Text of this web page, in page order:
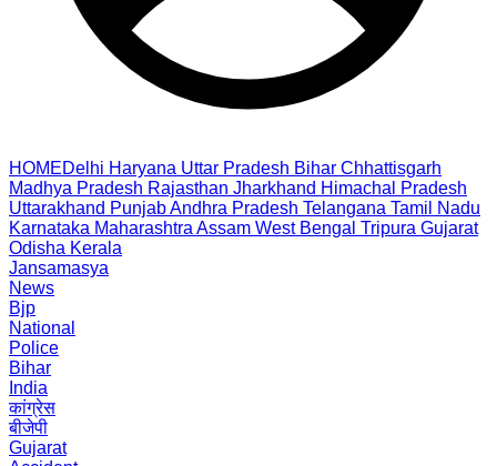
HOMEDelhi Haryana Uttar Pradesh Bihar Chhattisgarh
Madhya Pradesh Rajasthan Jharkhand Himachal Pradesh
Uttarakhand PunjabAndhra Pradesh Telangana Tamil Nadu
Karnataka Maharashtra Assam West Bengal Tripura Gujarat
Odisha Kerala
Jansamasya
News
Bjp
National
Police
Bihar
India
कांग्रेस
बीजेपी
Gujarat